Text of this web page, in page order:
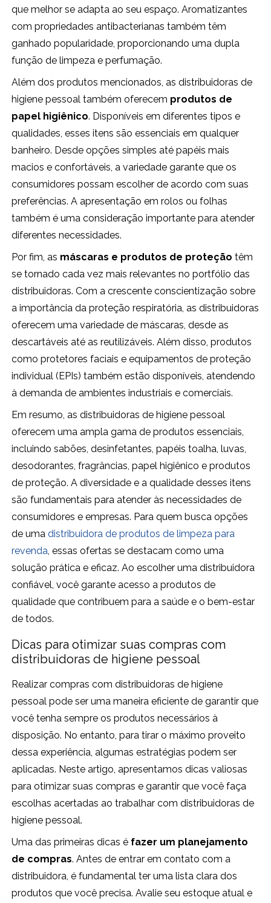
que melhor se adapta ao seu espaço. Aromatizantes
com propriedades antibacterianas também têm
ganhado popularidade, proporcionando uma dupla
função de limpeza e perfumação.
Além dos produtos mencionados, as distribuidoras de
higiene pessoal também oferecem produtos de
papel higiênico. Disponíveis em diferentes tipos e
qualidades, esses itens são essenciais em qualquer
banheiro. Desde opções simples até papéis mais
macios e confortáveis, a variedade garante que os
consumidores possam escolher de acordo com suas
preferências. A apresentação em rolos ou folhas
também é uma consideração importante para atender
diferentes necessidades.
Por fim, as máscaras e produtos de proteção têm
se tornado cada vez mais relevantes no portfólio das
distribuidoras. Com a crescente conscientização sobre
a importância da proteção respiratória, as distribuidoras
oferecem uma variedade de máscaras, desde as
descartáveis até as reutilizáveis. Além disso, produtos
como protetores faciais e equipamentos de proteção
individual (EPIs) também estão disponíveis, atendendo
à demanda de ambientes industriais e comerciais.
Em resumo, as distribuidoras de higiene pessoal
oferecem uma ampla gama de produtos essenciais,
incluindo sabões, desinfetantes, papéis toalha, luvas,
desodorantes, fragrâncias, papel higiênico e produtos
de proteção. A diversidade e a qualidade desses itens
são fundamentais para atender às necessidades de
consumidores e empresas. Para quem busca opções
de umadistribuidora de produtos de limpeza para
revenda, essas ofertas se destacam como uma
solução prática e eficaz. Ao escolher uma distribuidora
confiável, você garante acesso a produtos de
qualidade que contribuem para a saúde e o bem-estar
de todos.
Dicas para otimizar suas compras com
distribuidoras de higiene pessoal
Realizar compras com distribuidoras de higiene
pessoal pode ser uma maneira eficiente de garantir que
você tenha sempre os produtos necessários à
disposição. No entanto, para tirar o máximo proveito
dessa experiência, algumas estratégias podem ser
aplicadas. Neste artigo, apresentamos dicas valiosas
para otimizar suas compras e garantir que você faça
escolhas acertadas ao trabalhar com distribuidoras de
higiene pessoal.
Uma das primeiras dicas é fazer um planejamento
de compras. Antes de entrar em contato com a
distribuidora, é fundamental ter uma lista clara dos
produtos que você precisa. Avalie seu estoque atual e